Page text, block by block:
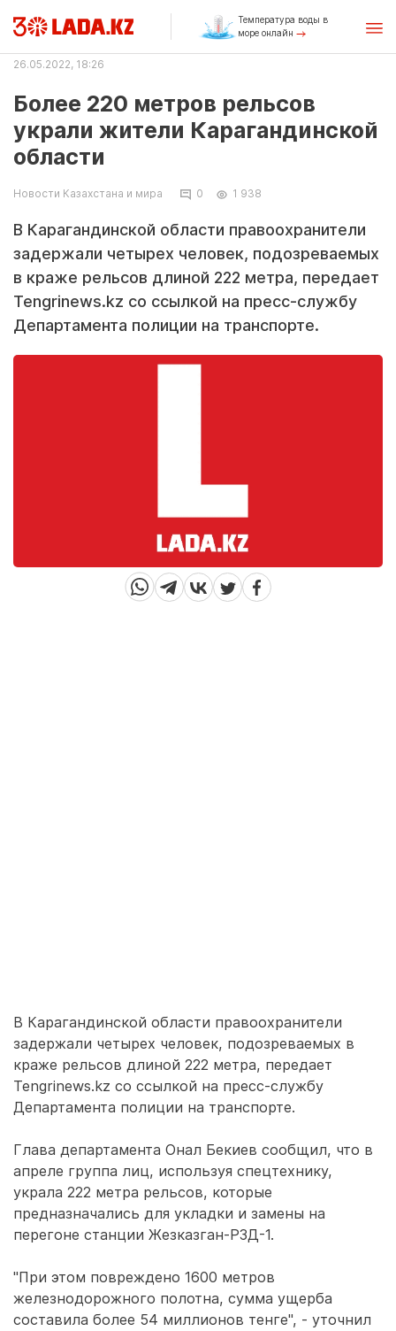
Температура воды в
море онлайн
26.05.2022, 18:26
Более 220 метров рельсов
украли жители Карагандинской
области
Новости Казахстана и мира 0 1 938
В Карагандинской области правоохранители
задержали четырех человек, подозреваемых
в краже рельсов длиной 222 метра, передает
Tengrinews.kz со ссылкой на пресс-службу
Департамента полиции на транспорте.
В Карагандинской области правоохранители
задержали четырех человек, подозреваемых в
краже рельсов длиной 222 метра, передает
Tengrinews.kz со ссылкой на пресс-службу
Департамента полиции на транспорте.
Глава департамента Онал Бекиев сообщил, что в
апреле группа лиц, используя спецтехнику,
украла 222 метра рельсов, которые
предназначались для укладки и замены на
перегоне станции Жезказган-РЗД-1.
"При этом повреждено 1600 метров
железнодорожного полотна, сумма ущерба
составила более 54 миллионов тенге", - уточнил